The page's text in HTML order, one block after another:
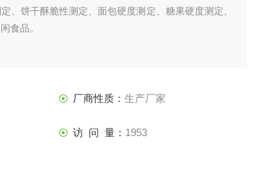
、饼干酥脆性测定、面包硬度测定、糖果硬度测定、
食品。
厂商性质： 生产厂家
访 问 量： 1953